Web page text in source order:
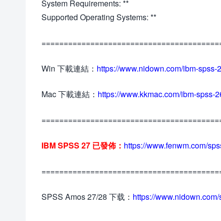
System Requirements: **
Supported Operating Systems: **
Win 下載連結： https://www.nidown.com/ibm-spss-
Mac 下載連結： https://www.kkmac.com/ibm-spss-
IBM SPSS 27 已發佈： https://www.fenwm.com/
SPSS Amos 27/28 下载： https://